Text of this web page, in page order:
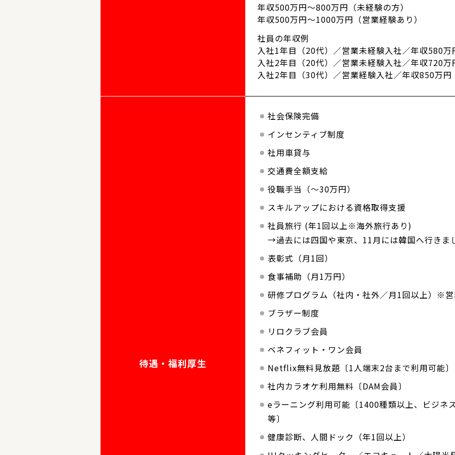
年収500万円～800万円（未経験の方）
年収500万円～1000万円（営業経験あり）
社員の年収例
入社1年目（20代）／営業未経験入社／年収580万
入社2年目（20代）／営業未経験入社／年収720万
入社2年目（30代）／営業経験入社／年収850万円
待遇・福利厚生
社会保険完備
インセンティブ制度
社用車貸与
交通費全額支給
役職手当（～30万円）
スキルアップにおける資格取得支援
社員旅行 (年1回以上※海外旅行あり)
→過去には四国や東京、11月には韓国へ行きま
表彰式（月1回）
食事補助（月1万円）
研修プログラム（社内・社外／月1回以上）※
ブラザー制度
リロクラブ会員
ベネフィット・ワン会員
Netflix無料見放題〔1人端末2台まで利用可能〕
社内カラオケ利用無料〔DAM会員〕
eラーニング利用可能〔1400種類以上、ビジネ
等〕
健康診断、人間ドック（年1回以上）